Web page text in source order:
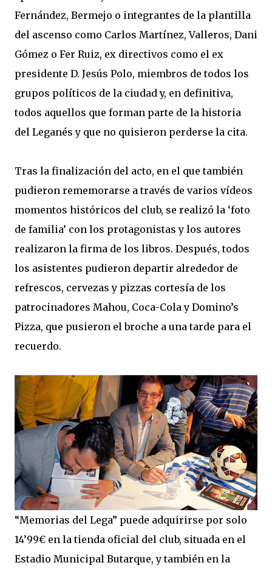
Fernández, Bermejo o integrantes de la plantilla
del ascenso como Carlos Martínez, Valleros, Dani
Gómez o Fer Ruiz, ex directivos como el ex
presidente D. Jesús Polo, miembros de todos los
grupos políticos de la ciudad y, en definitiva,
todos aquellos que forman parte de la historia
del Leganés y que no quisieron perderse la cita.
Tras la finalización del acto, en el que también
pudieron rememorarse a través de varios vídeos
momentos históricos del club, se realizó la ‘foto
de familia’ con los protagonistas y los autores
realizaron la firma de los libros. Después, todos
los asistentes pudieron departir alrededor de
refrescos, cervezas y pizzas cortesía de los
patrocinadores Mahou, Coca-Cola y Domino’s
Pizza, que pusieron el broche a una tarde para el
recuerdo.
“Memorias del Lega” puede adquirirse por solo
14’99€ en la tienda oficial del club, situada en el
Estadio Municipal Butarque, y también en la